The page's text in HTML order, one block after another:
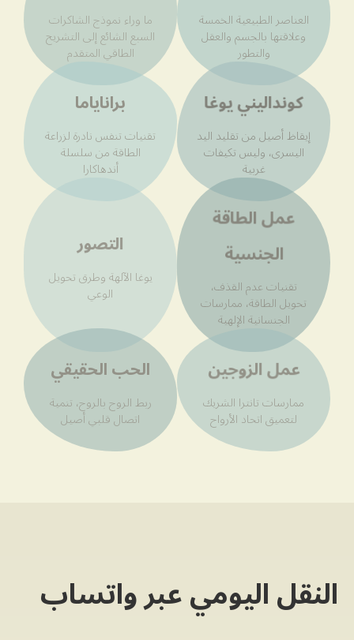
العناصر الطبيعية الخمسة
وعلاقتها بالجسم والعقل
والتطور
ما وراء نموذج الشاكرات
السبع الشائع إلى التشريح
الطاقي المتقدم
كونداليني يوغا
إيقاظ أصيل من تقليد اليد
اليسرى، وليس تكيفات
غربية
براناياما
تقنيات تنفس نادرة لزراعة
الطاقة من سلسلة
أندهاكارا
عمل الطاقة
الجنسية
تقنيات عدم القذف،
تحويل الطاقة، ممارسات
الجنسانية الإلهية
التصور
يوغا الآلهة وطرق تحويل
الوعي
عمل الزوجين
ممارسات تانترا الشريك
لتعميق اتحاد الأرواح
الحب الحقيقي
ربط الروح بالروح، تنمية
اتصال قلبي أصيل
النقل اليومي عبر واتساب